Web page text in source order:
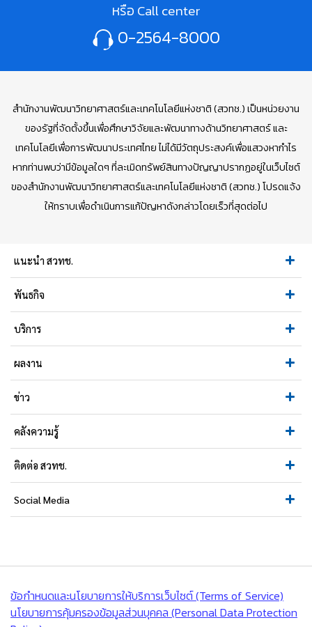
หรือ Call center
0-2564-8000
สำนักงานพัฒนาวิทยาศาสตร์และเทคโนโลยีแห่งชาติ (สวทช.) เป็นหน่วยงาน
ของรัฐที่จัดตั้งขึ้นเพื่อศึกษาวิจัยและพัฒนาทางด้านวิทยาศาสตร์ และ
เทคโนโลยีเพื่อการพัฒนาประเทศไทย ไม่ได้มีวัตถุประสงค์เพื่อแสวงหากำไร
หากท่านพบว่ามีข้อมูลใดๆ ที่ละเมิดทรัพย์สินทางปัญญาปรากฏอยู่ในเว็บไซต์
ของสำนักงานพัฒนาวิทยาศาสตร์และเทคโนโลยีแห่งชาติ (สวทช.) โปรดแจ้ง
ให้ทราบเพื่อดำเนินการแก้ปัญหาดังกล่าวโดยเร็วที่สุดต่อไป
แนะนำ สวทช.
พันธกิจ
บริการ
ผลงาน
ข่าว
คลังความรู้
ติดต่อ สวทช.
Social Media
ข้อกำหนดและนโยบายการให้บริการเว็บไซต์ (Terms of Service)
นโยบายการคุ้มครองข้อมูลส่วนบุคคล (Personal Data Protection